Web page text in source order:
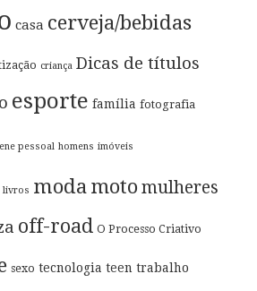
casa cerveja/bebidas
criança Dicas de títulos
esporte família fotografia
pessoal homens imóveis
livros moda moto mulheres
off-road O Processo Criativo
sexo tecnologia teen trabalho